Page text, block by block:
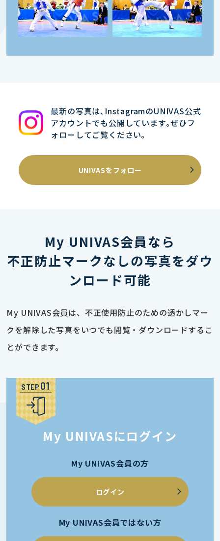
最新の写真は､InstagramのUNIVAS公式
アカウントでも公開しています｡ぜひフ
ォローしてご覧ください｡
UNIVASをフォロー
My UNIVAS会員なら
不正防止マークなしの写真をダウ
ンロード可能
My UNIVAS会員は、不正使用防止のための透かしマー
クを解除した写真をいつでも閲覧・ダウンロードするこ
とができます。
STEP
My UNIVASにログイン
My UNIVAS会員の方
ログイン
My UNIVAS会員ではない方